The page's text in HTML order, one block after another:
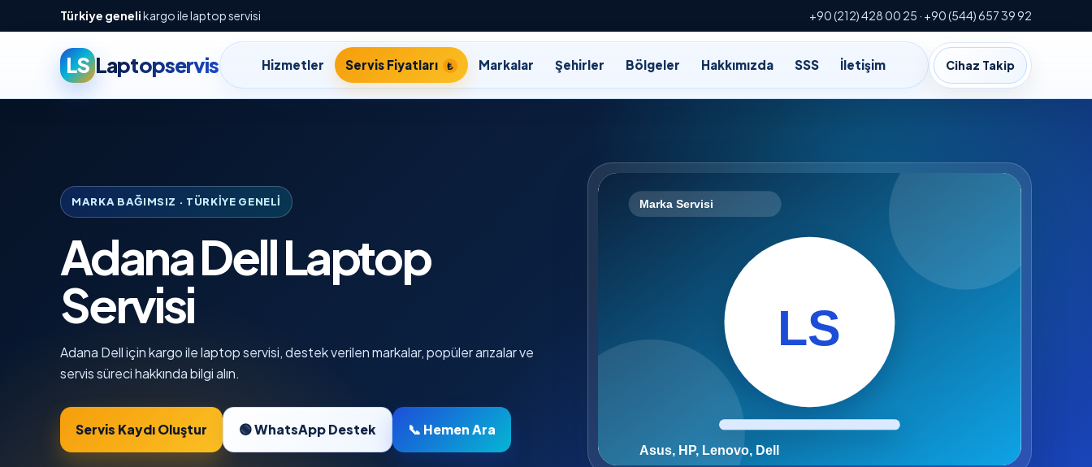
Türkiye genelikargo ile laptop servisi +90 (212) 428 00 25 · +90 (544) 657 39 92
LS Laptopservis Hizmetler Servis Fiyatları Markalar Şehirler Bölgeler Hakkımızda SSS İletişim Cihaz Takip
MARKA BAĞIMSIZ · TÜRKIYE GENELI
Adana Dell Laptop
Servisi
Adana Dell için kargo ile laptop servisi, destek verilen markalar, popüler arızalar ve
servis süreci hakkında bilgi alın.
Servis Kaydı Oluştur 🟢 WhatsApp Destek 📞 Hemen Ara